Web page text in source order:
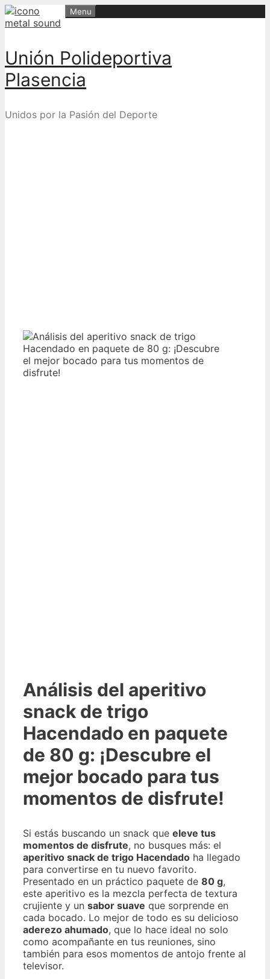
Skip
to
Unión Polideportiva
Plasencia
Unidos por la Pasión del Deporte
Menu
Análisis del aperitivo
snack de trigo
Hacendado en paquete
de 80 g: ¡Descubre el
mejor bocado para tus
momentos de disfrute!
Si estás buscando un snack que eleve tus
momentos de disfrute, no busques más: el
aperitivo snack de trigo Hacendado ha llegado
para convertirse en tu nuevo favorito.
Presentado en un práctico paquete de 80 g,
este aperitivo es la mezcla perfecta de textura
crujiente y un sabor suave que sorprende en
cada bocado. Lo mejor de todo es su delicioso
aderezo ahumado, que lo hace ideal no solo
como acompañante en tus reuniones, sino
también para esos momentos de antojo frente al
televisor.